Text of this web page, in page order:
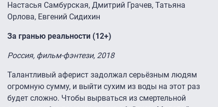
Настасья Самбурская, Дмитрий Грачев, Татьяна
Орлова, Евгений Сидихин
За гранью реальности (12+)
Россия, фильм-фэнтези, 2018
Талантливый аферист задолжал серьёзным людям
огромную сумму, и выйти сухим из воды на этот раз
будет сложно. Чтобы вырваться из смертельной